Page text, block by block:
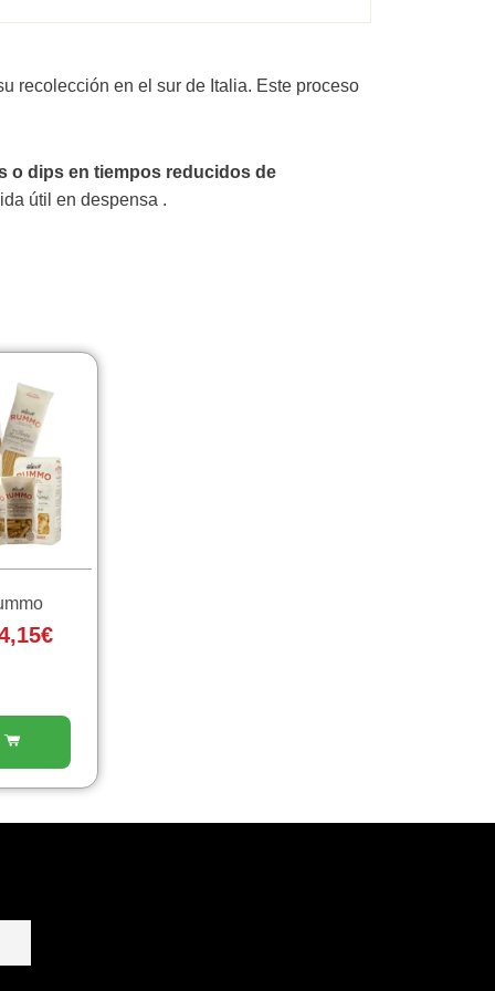
recolección en el sur de Italia. Este proceso
o dips en tiempos reducidos de
útil en despensa .
€
Fascia
di
da
2,05€
a
4,15€